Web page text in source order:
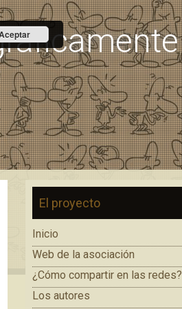
El proyecto
Inicio
Web de la asociación
¿Cómo compartir en las redes?
Los autores